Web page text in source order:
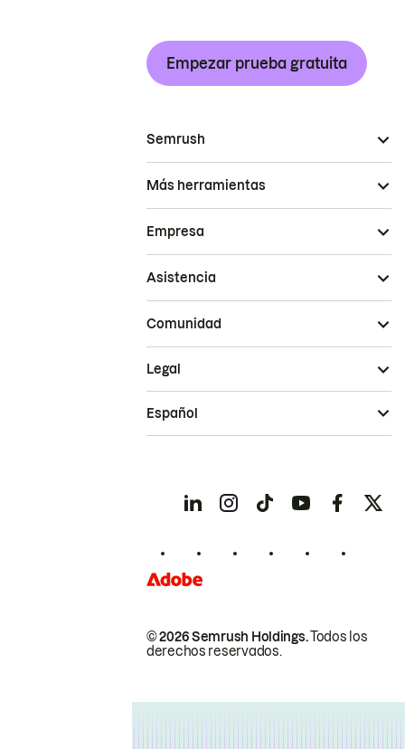
Empezar prueba gratuita
Semrush
Más herramientas
Empresa
Asistencia
Comunidad
© 2026 Semrush Holdings.Todos los
derechos reservados.
Legal
Español